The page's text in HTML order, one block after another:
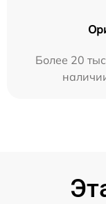
Более 20